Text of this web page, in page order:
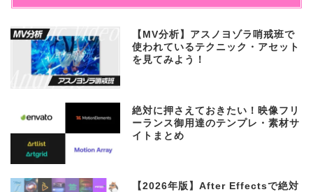
【MV分析】アスノヨゾラ哨戒班で
使われているテクニック・アセット
を見てみよう！
絶対に押さえておきたい！映像フリ
ーランス御用達のテンプレ・素材サ
イトまとめ
【2026年版】After Effectsで絶対